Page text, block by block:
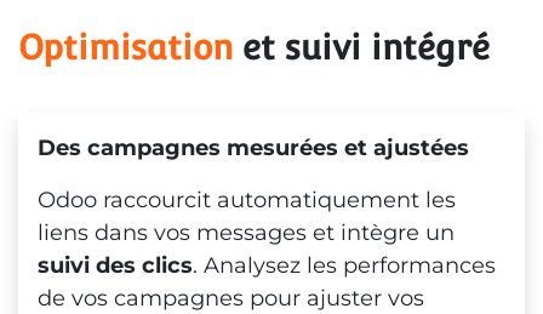
Optimisation et suivi intégré
Des campagnes mesurées et ajustées
Odoo raccourcit automatiquement les
liens dans vos messages et intègre un
suivi des clics. Analysez les performances
de vos campagnes pour ajuster vos